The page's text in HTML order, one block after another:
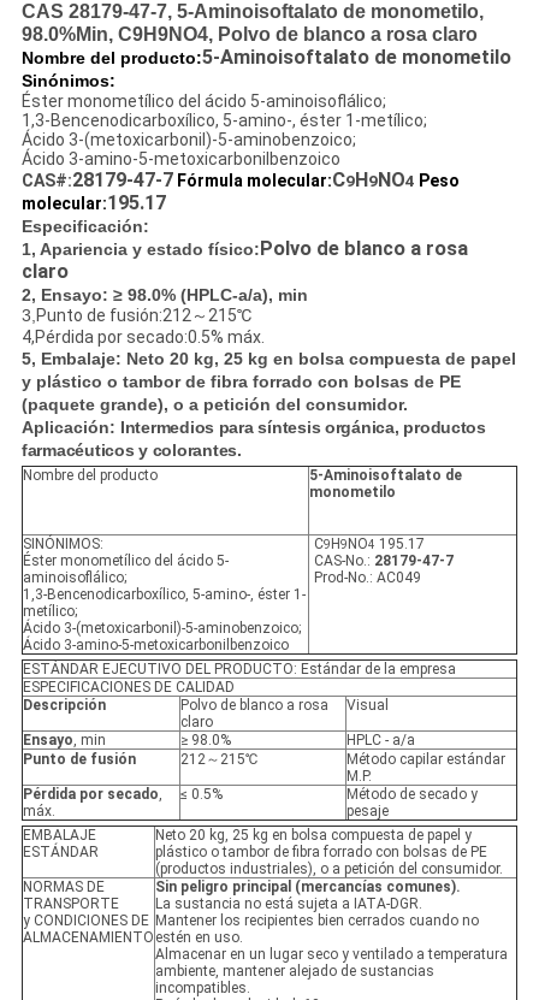
CAS 28179-47-7, 5-Aminoisoftalato de monometilo,
98.0%Min, C9H9NO4, Polvo de blanco a rosa claro
Nombre del producto:5-Aminoisoftalato de monometilo
Sinónimos:
Éster monometílico del ácido 5-aminoisoflálico;
1,3-Bencenodicarboxílico, 5-amino-, éster 1-metílico;
Ácido 3-(metoxicarbonil)-5-aminobenzoico;
Ácido 3-amino-5-metoxicarbonilbenzoico
CAS#:28179-47-7 Fórmula molecular:C9H 9NO4 Peso
molecular:195.17
Especificación:
1, Apariencia y estado físico: Polvo de blanco a rosa
claro
2, Ensayo: ≥ 98.0% (HPLC-a/a), min
3,Punto de fusión:212～215℃
4,Pérdida por secado:0.5% máx.
5, Embalaje: Neto 20 kg, 25 kg en bolsa compuesta de papel
y plástico o tambor de fibra forrado con bolsas de PE
(paquete grande), o a petición del consumidor.
Aplicación: Intermedios para síntesis orgánica, productos
farmacéuticos y colorantes.
Nombre del producto
5-Aminoisoftalato de
monometilo
SINÓNIMOS:
Éster monometílico del ácido 5-
aminoisoflálico;
1,3-Bencenodicarboxílico, 5-amino-, éster 1-
metílico;
Ácido 3-(metoxicarbonil)-5-aminobenzoico;
Ácido 3-amino-5-metoxicarbonilbenzoico
C9 H9 NO4 195.17
CAS-No.: 28179-47-7
Prod-No.: AC049
ESTÁNDAR EJECUTIVO DEL PRODUCTO: Estándar de la empresa
ESPECIFICACIONES DE CALIDAD
Descripción
Polvo de blanco a rosa
claro
Visual
Ensayo, min ≥ 98.0%
HPLC - a/a
Punto de fusión
212～215℃
Método capilar estándar
M.P.
Pérdida por secado,
máx.
≤ 0.5%
Método de secado y
pesaje
EMBALAJE
ESTÁNDAR
Neto 20 kg, 25 kg en bolsa compuesta de papel y
plástico o tambor de fibra forrado con bolsas de PE
(productos industriales), o a petición del consumidor.
NORMAS DE
TRANSPORTE
y CONDICIONES DE
ALMACENAMIENTO
Sin peligro principal (mercancías comunes).
La sustancia no está sujeta a IATA-DGR.
Mantener los recipientes bien cerrados cuando no
estén en uso.
Almacenar en un lugar seco y ventilado a temperatura
ambiente, mantener alejado de sustancias
incompatibles.